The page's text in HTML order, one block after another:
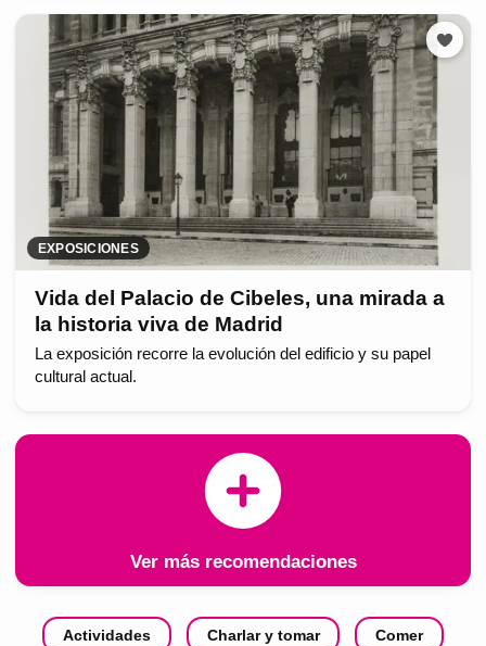
EXPOSICIONES
Vida del Palacio de Cibeles, una mirada a
la historia viva de Madrid
La exposición recorre la evolución del edificio y su papel
cultural actual.
Ver más recomendaciones
Actividades Charlar y tomar Comer